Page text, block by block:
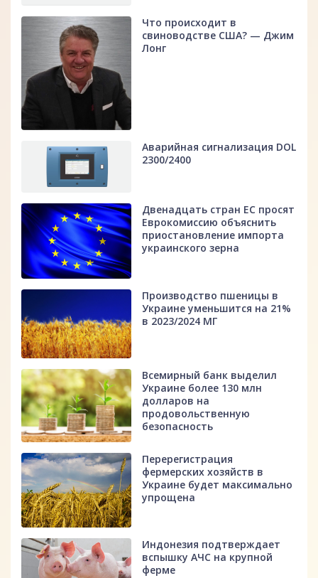
Что происходит в
свиноводстве США? — Джим
Лонг
Аварийная сигнализация DOL
2300/2400
Двенадцать стран ЕС просят
Еврокомиссию объяснить
приостановление импорта
украинского зерна
Производство пшеницы в
Украине уменьшится на 21%
в 2023/2024 МГ
Всемирный банк выделил
Украине более 130 млн
долларов на
продовольственную
безопасность
Перерегистрация
фермерских хозяйств в
Украине будет максимально
упрощена
Индонезия подтверждает
вспышку АЧС на крупной
ферме